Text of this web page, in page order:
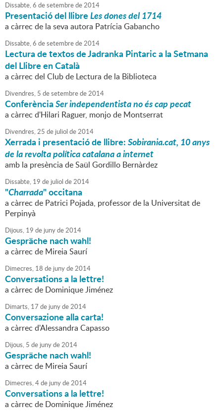
Dissabte,6 desetembrede2014
Presentació del llibreLes dones del 1714
a càrrec de la seva autora Patrícia Gabancho
Dissabte,6 desetembrede2014
Lectura de textos de Jadranka Pintaric a la Setmana
del Llibre en Català
a càrrec del Club de Lectura de la Biblioteca
Divendres, 5 desetembrede2014
ConferènciaSer independentista no és cap pecat
a càrrec d'Hilari Raguer, monjo de Montserrat
Divendres,25 de juliol de2014
Xerrada i presentació de llibre:Sobirania.cat, 10 anys
de la revolta política catalana a internet
amb la presència de Saül Gordillo Bernàrdez
Dissabte, 19 de juliol de2014
"Charrada" occitana
a càrrec de Patrici Pojada, professor de la Universitat de
Perpinyà
Dijous, 19 de junyde2014
Gespräche nach wahl!
a càrrec de Mireia Saurí
Dimecres, 18 de junyde2014
Conversations a la lettre!
a càrrec de Dominique Jiménez
Dimarts, 17 de junyde2014
Conversazione alla carta!
a càrrec d'Alessandra Capasso
Dijous, 5 de junyde2014
Gespräche nach wahl!
a càrrec de Mireia Saurí
Dimecres,4de junyde2014
Conversations a la lettre!
a càrrec de Dominique Jiménez